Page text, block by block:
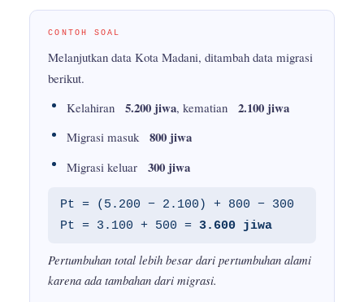
CONTOH SOAL
Melanjutkan data Kota Madani, ditambah data migrasi
berikut.
Kelahiran 5.200 jiwa, kematian 2.100 jiwa
Migrasi masuk 800 jiwa
Migrasi keluar 300 jiwa
Pt = (5.200 − 2.100) + 800 − 300
Pt = 3.100 + 500 = 3.600 jiwa
Pertumbuhan total lebih besar dari pertumbuhan alami
karena ada tambahan dari migrasi.